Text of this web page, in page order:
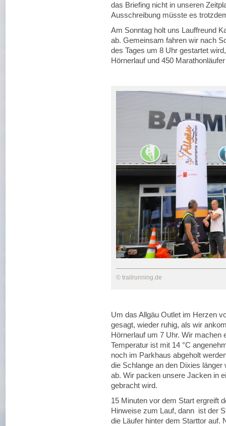
das Briefing nicht in unseren
Ausschreibung müsste es
Am Sonntag holt uns Lauffreund
ab. Gemeinsam fahren wir nach
des Tages um 8 Uhr gestartet
Hörnerlauf und 450
© trailrunning.de
Um das Allgäu Outlet im Herzen
gesagt, wieder ruhig, als wir
Hörnerlauf um 7 Uhr. Wir machen
Temperatur ist mit 14 °C
noch im Parkhaus abgeholt
die Schlange an den Dixies
ab. Wir packen unsere Jacken in
gebracht wird.
15 Minuten vor dem Start ergreift
Hinweise zum Lauf, dann ist der
die Läufer hinter dem Starttor auf.